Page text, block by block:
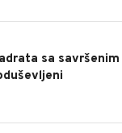
sa savršenim